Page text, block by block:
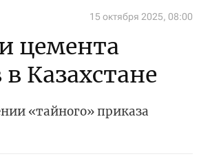
15 октября 2025, 08:00
цемента
Казахстане
«тайного» приказа